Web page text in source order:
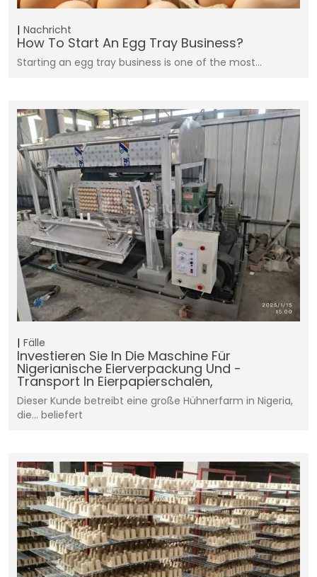
Nachricht
How To Start An Egg Tray Business?
Starting an egg tray business is one of the most…
Fälle
Investieren Sie In Die Maschine Für
Nigerianische Eierverpackung Und -
Transport In Eierpapierschalen,
Dieser Kunde betreibt eine große Hühnerfarm in Nigeria,
die... beliefert